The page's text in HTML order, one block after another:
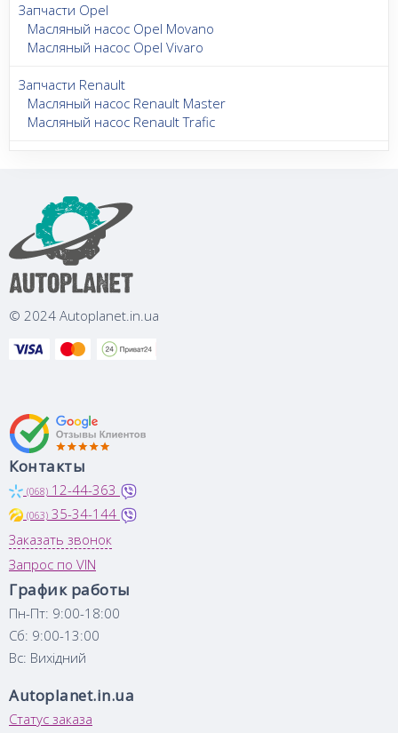
Запчасти Opel
Масляный насос Opel Movano
Масляный насос Opel Vivaro
Запчасти Renault
Масляный насос Renault Master
Масляный насос Renault Trafic
© 2024 Autoplanet.in.ua
Контакты
(068) 12-44-363
(063) 35-34-144
Заказать звонок
Запрос по VIN
График работы
Пн-Пт: 9:00-18:00
Сб: 9:00-13:00
Вс: Вихідний
Autoplanet.in.ua
Статус заказа